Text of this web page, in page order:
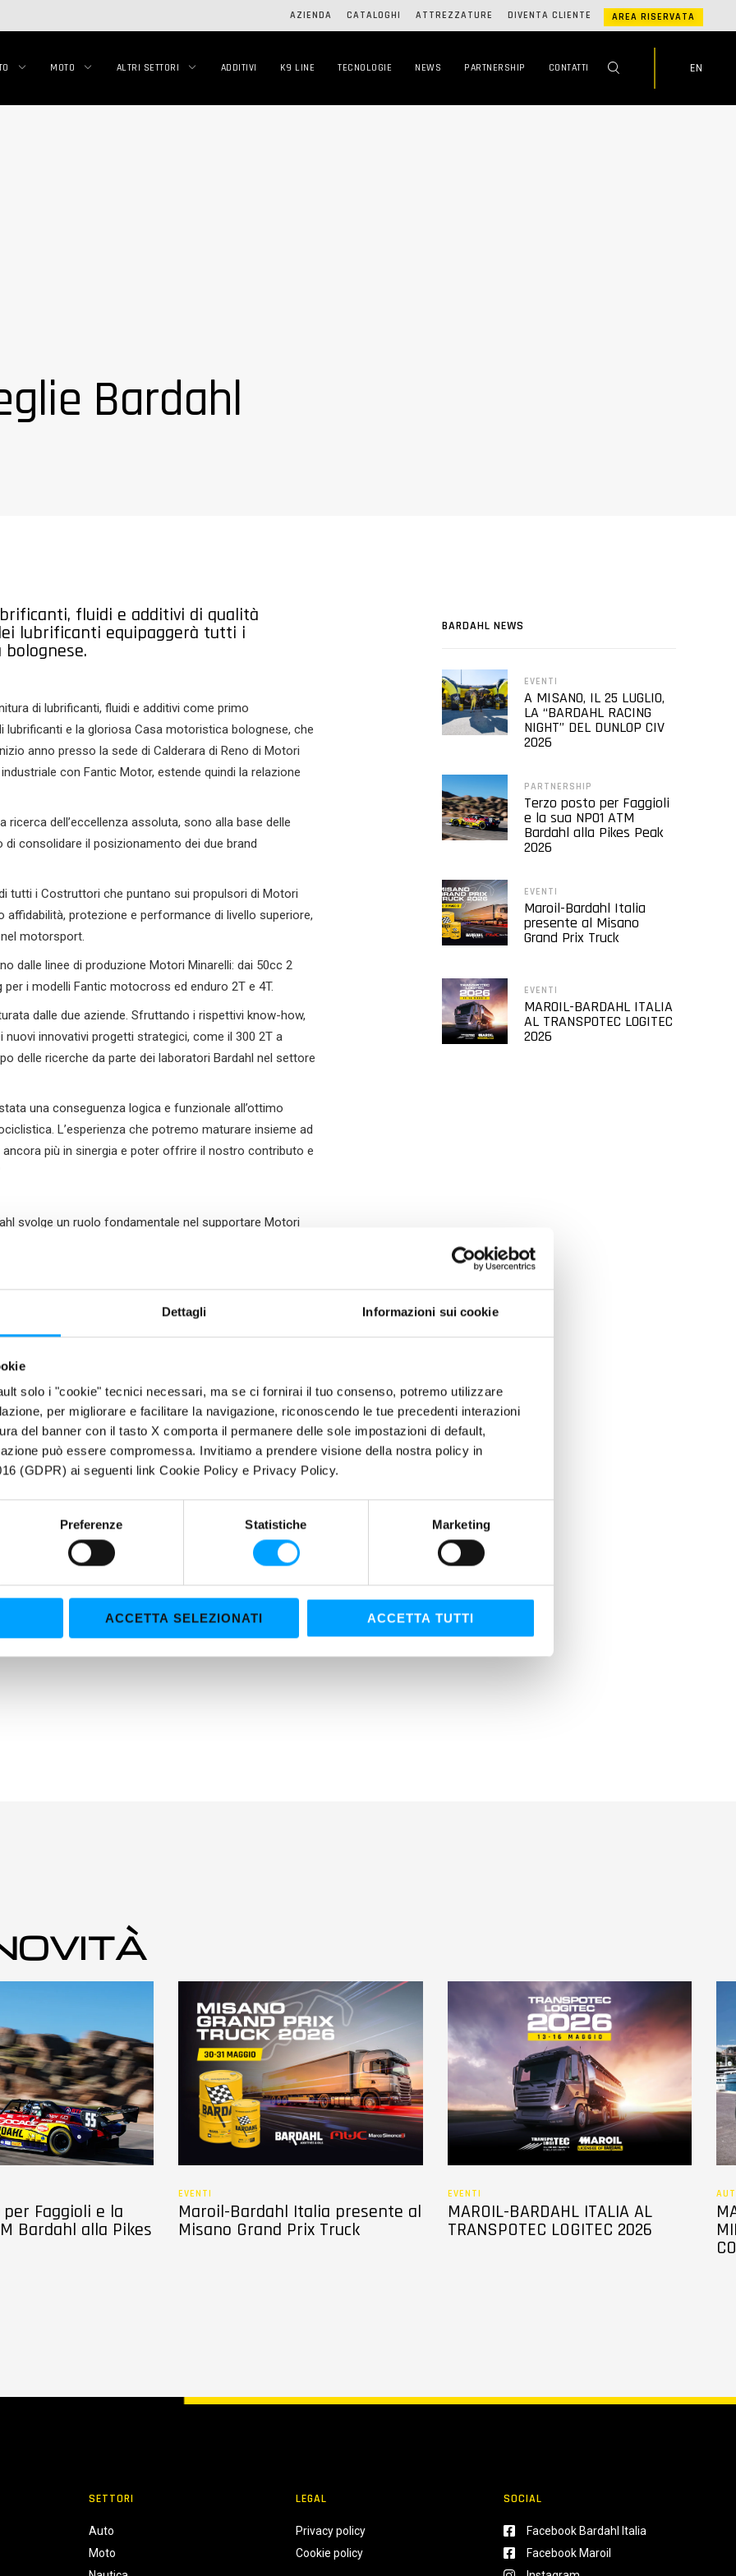
Dettagli Informazioni sui cookie
solo i "cookie" tecnici necessari, ma se ci fornirai il tuo consenso, potremo utilizzare
per migliorare e facilitare la navigazione, riconoscendo le tue precedenti interazioni
del banner con il tasto X comporta il permanere delle sole impostazioni di default,
può essere compromessa. Invitiamo a prendere visione della nostra policy in
(GDPR) ai seguenti link Cookie Policy e Privacy Policy.
Preferenze Statistiche Marketing
ACCETTA SELEZIONATI ACCETTA TUTTI
AZIENDA CATALOGHI ATTREZZATURE DIVENTA CLIENTE AREA RISERVATA
MOTO ALTRI SETTORI ADDITIVI K9 LINE TECNOLOGIE NEWS PARTNERSHIP CONTATTI EN
Bardahl
fluidi e additivi di qualità
lubrificanti equipaggerà tutti i
di lubrificanti, fluidi e additivi come primo
lubrificanti e la gloriosa Casa motoristica bolognese, che
anno presso la sede di Calderara di Reno di Motori
con Fantic Motor, estende quindi la relazione
dell’eccellenza assoluta, sono alla base delle
consolidare il posizionamento dei due brand
tutti i Costruttori che puntano sui propulsori di Motori
protezione e performance di livello superiore,
motorsport.
dalle linee di produzione Motori Minarelli: dai 50cc 2
i modelli Fantic motocross ed enduro 2T e 4T.
dalle due aziende. Sfruttando i rispettivi know-how,
innovativi progetti strategici, come il 300 2T a
delle ricerche da parte dei laboratori Bardahl nel settore
una conseguenza logica e funzionale all’ottimo
L’esperienza che potremo maturare insieme ad
più in sinergia e poter offrire il nostro contributo e
svolge un ruolo fondamentale nel supportare Motori
riducendo l’usura dei componenti e
le nostre tecnologie a pieno ritmo, anche grazie al
BARDAHL NEWS
EVENTI
A MISANO, IL 25 LUGLIO,
LA “BARDAHL RACING
NIGHT” DEL DUNLOP CIV
2026
PARTNERSHIP
Terzo posto per Faggioli
e la sua NP01 ATM
Bardahl alla Pikes Peak
2026
EVENTI
Maroil-Bardahl Italia
presente al Misano
Grand Prix Truck
EVENTI
MAROIL-BARDAHL ITALIA
AL TRANSPOTEC LOGITEC
2026
Faggioli e la
Bardahl alla Pikes
EVENTI
Maroil-Bardahl Italia presente al
Misano Grand Prix Truck
EVENTI
MAROIL-BARDAHL ITALIA AL
TRANSPOTEC LOGITEC 2026
SETTORI
Auto
Moto
LEGAL
Privacy policy
Cookie policy
SOCIAL
Facebook Bardahl Italia
Facebook Maroil